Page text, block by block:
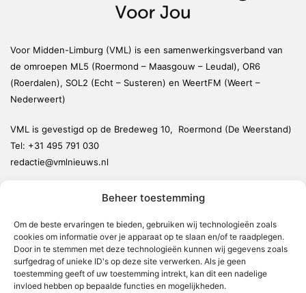
Beheer toestemming
Om de beste ervaringen te bieden, gebruiken wij technologieën zoals
cookies om informatie over je apparaat op te slaan en/of te raadplegen.
Door in te stemmen met deze technologieën kunnen wij gegevens zoals
surfgedrag of unieke ID's op deze site verwerken. Als je geen
toestemming geeft of uw toestemming intrekt, kan dit een nadelige
invloed hebben op bepaalde functies en mogelijkheden.
Voor Midden-Limburg (VML) is een samenwerkingsverband van
de omroepen ML5 (Roermond – Maasgouw – Leudal), OR6
(Roerdalen), SOL2 (Echt – Susteren) en WeertFM (Weert –
Nederweert)
VML is gevestigd op de Bredeweg 10, Roermond (De Weerstand)
Tel: +31 495 791 030
redactie@vmlnieuws.nl
Leudal
Maasgouw
Echt-Susteren